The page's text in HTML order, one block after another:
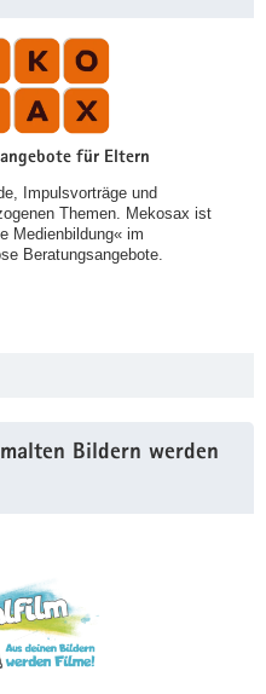
für Eltern
Impulsvorträge und
Themen. Mekosax ist
Medienbildung« im
Beratungsangebote.
Bildern werden